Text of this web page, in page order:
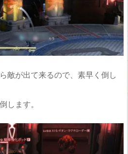
敵が出て来るので、素早く倒し
します。